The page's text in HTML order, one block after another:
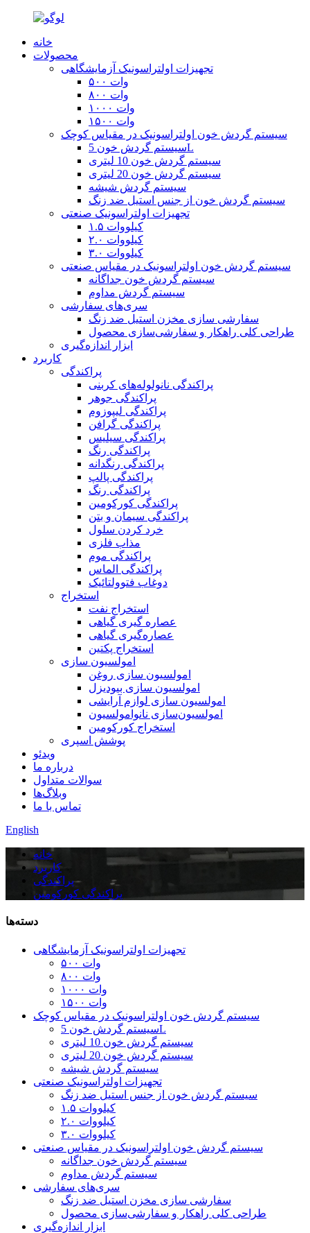
خانه
محصولات
تجهیزات اولتراسونیک آزمایشگاهی
۵۰۰ وات
۸۰۰ وات
۱۰۰۰ وات
۱۵۰۰ وات
سیستم گردش خون اولتراسونیک در مقیاس کوچک
سیستم گردش خون 5L
سیستم گردش خون 10 لیتری
سیستم گردش خون 20 لیتری
سیستم گردش شیشه
سیستم گردش خون از جنس استیل ضد زنگ
تجهیزات اولتراسونیک صنعتی
۱.۵ کیلووات
۲.۰ کیلووات
۳.۰ کیلووات
سیستم گردش خون اولتراسونیک در مقیاس صنعتی
سیستم گردش خون جداگانه
سیستم گردش مداوم
سری‌های سفارشی
سفارشی سازی مخزن استیل ضد زنگ
طراحی کلی راهکار و سفارشی‌سازی محصول
ابزار اندازه‌گیری
کاربرد
پراکندگی
پراکندگی نانولوله‌های کربنی
پراکندگی جوهر
پراکندگی لیپوزوم
پراکندگی گرافن
پراکندگی سیلیس
پراکندگی رنگ
پراکندگی رنگدانه
پراکندگی پالپ
پراکندگی رنگ
پراکندگی کورکومین
پراکندگی سیمان و بتن
خرد کردن سلول
مذاب فلزی
پراکندگی موم
پراکندگی الماس
دوغاب فتوولتائیک
استخراج
استخراج نفت
عصاره گیری گیاهی
عصاره‌گیری گیاهی
استخراج پکتین
امولسیون سازی
امولسیون سازی روغن
امولسیون سازی بیودیزل
امولسیون سازی لوازم آرایشی
امولسیون‌سازی نانوامولسیون
استخراج کورکومین
پوشش اسپری
ویدئو
درباره ما
سوالات متداول
وبلاگ‌ها
تماس با ما
English
خانه
کاربرد
پراکندگی
پراکندگی کورکومین
دسته‌ها
تجهیزات اولتراسونیک آزمایشگاهی
۵۰۰ وات
۸۰۰ وات
۱۰۰۰ وات
۱۵۰۰ وات
سیستم گردش خون اولتراسونیک در مقیاس کوچک
سیستم گردش خون 5L
سیستم گردش خون 10 لیتری
سیستم گردش خون 20 لیتری
سیستم گردش شیشه
تجهیزات اولتراسونیک صنعتی
سیستم گردش خون از جنس استیل ضد زنگ
۱.۵ کیلووات
۲.۰ کیلووات
۳.۰ کیلووات
سیستم گردش خون اولتراسونیک در مقیاس صنعتی
سیستم گردش خون جداگانه
سیستم گردش مداوم
سری‌های سفارشی
سفارشی سازی مخزن استیل ضد زنگ
طراحی کلی راهکار و سفارشی‌سازی محصول
ابزار اندازه‌گیری